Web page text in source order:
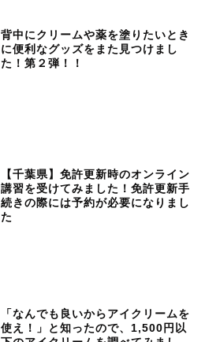
背中にクリームや薬を塗りたいとき
に便利なグッズをまた見つけまし
た！第２弾！！
【千葉県】免許更新時のオンライン
講習を受けてみました！免許更新手
続きの際には予約が必要になりまし
た
「なんでも良いからアイクリームを
使え！」と知ったので、1,500円以